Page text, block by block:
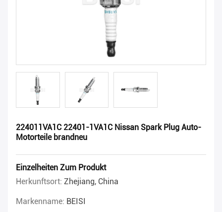
224011VA1C 22401-1VA1C Nissan Spark Plug Auto-
Motorteile brandneu
Einzelheiten Zum Produkt
Herkunftsort: Zhejiang, China
Markenname: BEISI